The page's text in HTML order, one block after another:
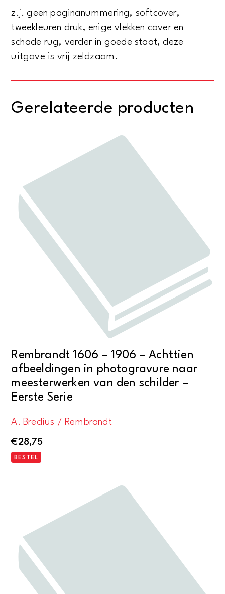
z.j. geen paginanummering, softcover,
tweekleuren druk, enige vlekken cover en
schade rug, verder in goede staat, deze
uitgave is vrij zeldzaam.
Gerelateerde producten
Rembrandt 1606 – 1906 – Achttien
afbeeldingen in photogravure naar
meesterwerken van den schilder –
Eerste Serie
A. Bredius / Rembrandt
€28,75
BESTEL